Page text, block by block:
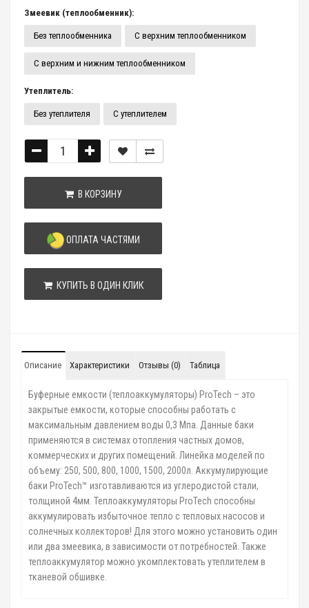
Змеевик (теплообменник):
Без теплообменника С верхним теплообменником
С верхним и нижним теплообменником
Утеплитель:
Без утеплителя С утеплителем
В КОРЗИНУ
ОПЛАТА ЧАСТЯМИ
КУПИТЬ В ОДИН КЛИК
Описание Характеристики Отзывы (0) Таблица
Буферные емкости (теплоаккумуляторы) ProTech – это
закрытые емкости, которые способны работать с
максимальным давлением воды 0,3 Мпа. Данные баки
применяются в системах отопления частных домов,
коммерческих и других помещений. Линейка моделей по
объему: 250, 500, 800, 1000, 1500, 2000л. Аккумулирующие
баки ProTech™ изготавливаются из углеродистой стали,
толщиной 4мм. Теплоаккумуляторы ProTech способны
аккумулировать избыточное тепло с тепловых насосов и
солнечных коллекторов! Для этого можно установить один
или два змеевика, в зависимости от потребностей. Также
теплоаккумулятор можно укомплектовать утеплителем в
тканевой обшивке.